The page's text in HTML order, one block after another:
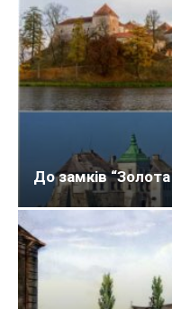
До замків